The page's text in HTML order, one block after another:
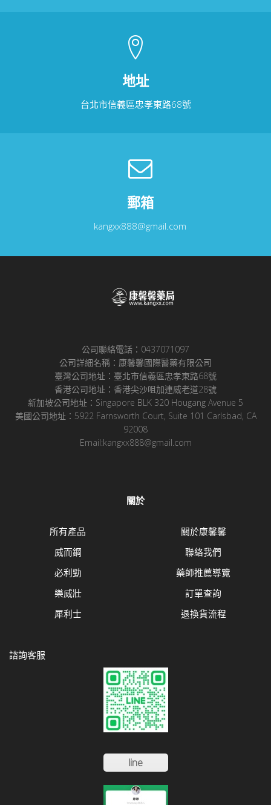
地址
台北市信義區忠孝東路68號
郵箱
kangxx888@gmail.com
公司聯絡電話：0437071097
公司詳細名稱：康馨馨國際醫藥有限公司
臺灣公司地址：臺北市信義區忠孝東路68號
香港公司地址：香港尖沙咀加連威老道28號
新加坡公司地址：Singapore BLK 320 Hougang Avenue 5
美國公司地址：5922 Farnsworth Court, Suite 101 Carlsbad, CA
92008
Email:kangxx888@gmail.com
關於
所有產品
威而鋼
必利勁
樂威壯
犀利士
關於康馨馨
聯絡我們
藥師推薦導覽
訂單查詢
退換貨流程
諮詢客服
line